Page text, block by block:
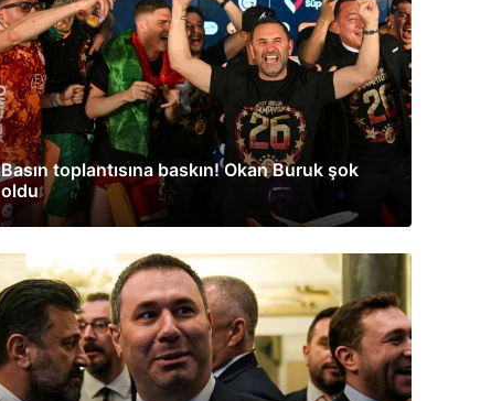
Basın toplantısına baskın! Okan Buruk şok
oldu